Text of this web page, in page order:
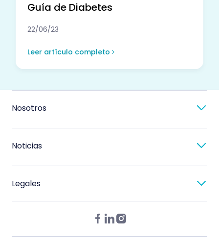
Guía de Diabetes
22/06/23
Leer artículo completo
Nosotros
Noticias
Legales